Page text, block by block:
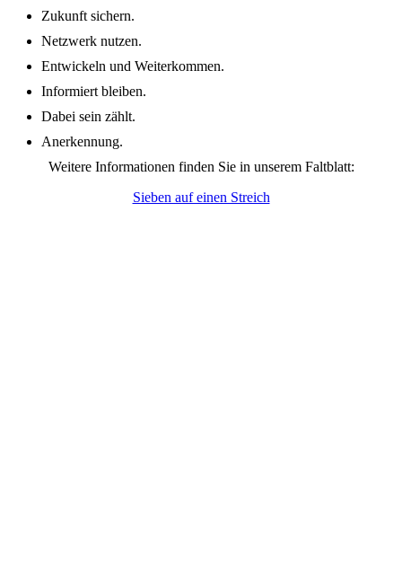
Zukunft sichern.
Netzwerk nutzen.
Entwickeln und Weiterkommen.
Informiert bleiben.
Dabei sein zählt.
Anerkennung.
Weitere Informationen finden Sie in unserem Faltblatt:
Sieben auf einen Streich